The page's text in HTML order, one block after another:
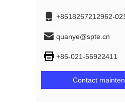
+8618267212962-
quanye@spte.cn
+86-021-56922411
Contact